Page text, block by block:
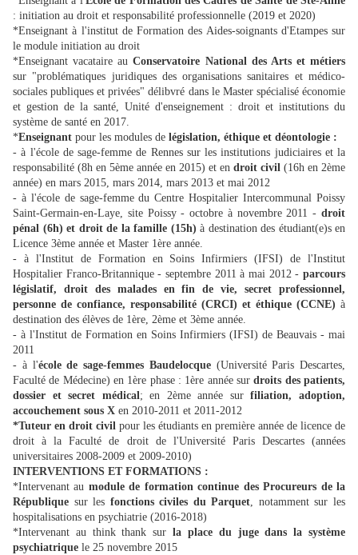
: initiation au droit et responsabilité professionnelle (2019 et 2020)
*Enseignant à l'institut de Formation des Aides-soignants d'Etampes sur
le module initiation au droit
*Enseignant vacataire auConservatoire National des Arts et métiers
sur "problématiques juridiques des organisations sanitaires et médico-
sociales publiques et privées" délibvré dans le Master spécialisé économie
et gestion de la santé, Unité d'enseignement : droit et institutions du
système de santé en 2017.
*Enseignant pour les modules de législation, éthique et déontologie :
- à l'école de sage-femme de Rennes sur les institutions judiciaires et la
responsabilité (8h en 5ème année en 2015) et en droit civil (16h en 2ème
année) en mars 2015, mars 2014, mars 2013 et mai 2012
- à l'école de sage-femme du Centre Hospitalier Intercommunal Poissy
Saint-Germain-en-Laye, site Poissy - octobre à novembre 2011 - droit
pénal (6h) et droit de la famille (15h) à destination des étudiant(e)s en
Licence 3ème année et Master 1ère année.
- à l'Institut de Formation en Soins Infirmiers (IFSI) de l'Institut
Hospitalier Franco-Britannique - septembre 2011 à mai 2012 - parcours
législatif, droit des malades en fin de vie, secret professionnel,
personne de confiance, responsabilité (CRCI) et éthique (CCNE) à
destination des élèves de 1ère, 2ème et 3ème année.
- à l'Institut de Formation en Soins Infirmiers (IFSI) de Beauvais - mai
2011
- à l'école de sage-femmes Baudelocque(Université Paris Descartes,
Faculté de Médecine) en 1ère phase : 1ère année surdroits des patients,
dossier et secret médical; en 2ème année surfiliation, adoption,
accouchement sous X en 2010-2011 et 2011-2012
*Tuteur en droit civil pour les étudiants en première année de licence de
droit à la Faculté de droit de l'Université Paris Descartes (années
universitaires 2008-2009 et 2009-2010)
INTERVENTIONS ET FORMATIONS :
*Intervenant au module de formation continue des Procureurs de la
République sur les fonctions civiles du Parquet, notamment sur les
hospitalisations en psychiatrie (2016-2018)
*Intervenant au think thank surla place du juge dans la système
psychiatrique le 25 novembre 2015